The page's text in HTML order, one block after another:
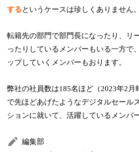
するというケースは珍しくありません。
転籍先の部門で部門長になったり、リ
ったりしているメンバーもいる一方で
ップしていくメンバーもおります。
弊社の社員数は185名ほど（2023年2月
で先ほどあげたようなデジタルセール
ションに就いて、活躍しているメンバ
編集部